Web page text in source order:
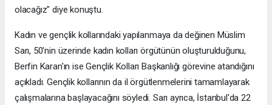
olacağız" diye konuştu.
Kadın ve gençlik kollarındaki yapılanmaya da değinen Müslim
Sarı, 50'nin üzerinde kadın kolları örgütünün oluşturulduğunu,
Berfin Karan'ın ise Gençlik Kolları Başkanlığı görevine atandığını
açıkladı. Gençlik kollarının da il örgütlenmelerini tamamlayarak
çalışmalarına başlayacağını söyledi. Sarı ayrıca, İstanbul'da 22